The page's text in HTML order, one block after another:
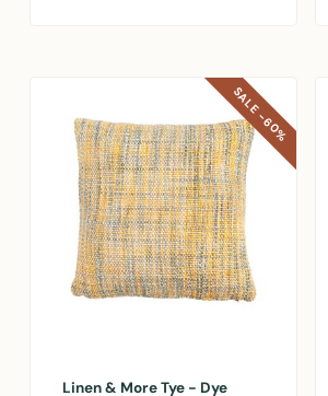
SALE -60%
Linen & More Tye - Dye